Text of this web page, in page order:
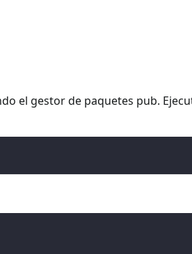
el gestor de paquetes pub.